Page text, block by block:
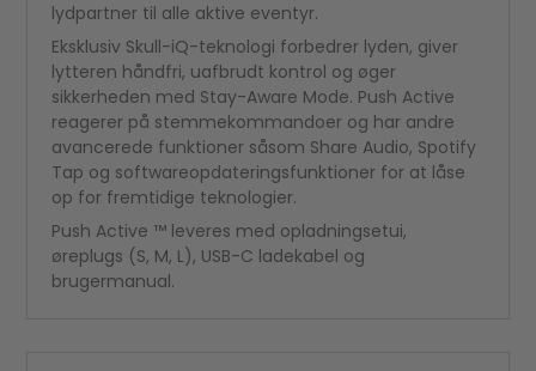
lydpartner til alle aktive eventyr.
Eksklusiv Skull-iQ-teknologi forbedrer lyden, giver
lytteren håndfri, uafbrudt kontrol og øger
sikkerheden med Stay-Aware Mode. Push Active
reagerer på stemmekommandoer og har andre
avancerede funktioner såsom Share Audio, Spotify
Tap og softwareopdateringsfunktioner for at låse
op for fremtidige teknologier.
Push Active ™ leveres med opladningsetui,
øreplugs (S, M, L), USB-C ladekabel og
brugermanual.